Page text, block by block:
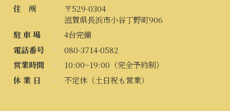
住 所
〒529-0304
滋賀県長浜市小谷丁野町906
駐 車 場
4台完備
電話番号
080-3714-0582
営業時間
10:00~19:00（完全予約制）
休 業 日
不定休（土日祝も営業）